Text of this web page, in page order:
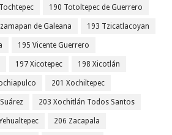
190 Totoltepec de Guerrero
de Galeana 193 Tzicatlacoyan
195 Vicente Guerrero
197 Xicotepec 198 Xicotlán
201 Xochiltepec
203 Xochitlán Todos Santos
206 Zacapala